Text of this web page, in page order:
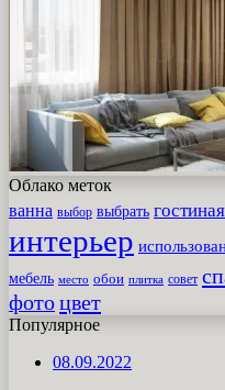
Облако меток
ванна выбор выбрать гостиная
интерьер
мебель место обои плитка совет
фотоцвет
Популярное
08.09.2022